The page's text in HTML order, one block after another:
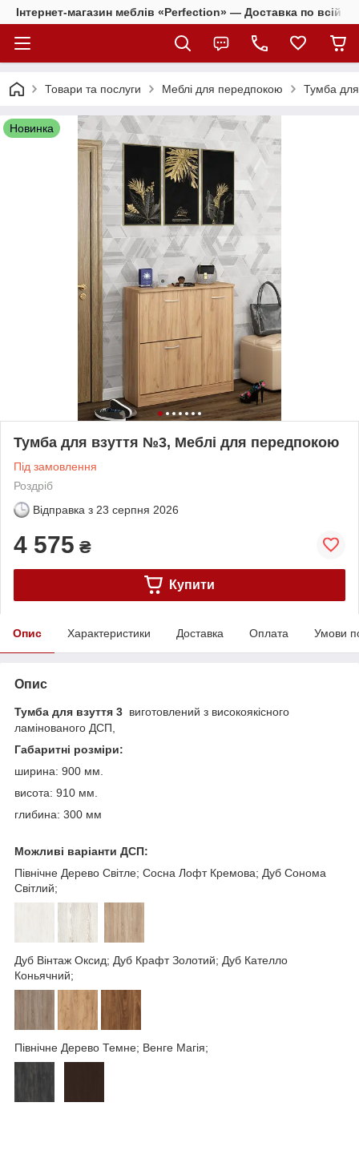
Інтернет-магазин меблів «Perfection» — Доставка по всій
Товари та послуги Меблі для передпокою Тумба
Новинка
Тумба для взуття №3, Меблі для передпокою
Під замовлення
Роздріб
Відправка з 23 серпня 2026
4 575 ₴
Купити
Опис Характеристики Доставка Оплата Умови
Опис
Тумба для взуття 3 виготовлений з високоякісного
ламінованого ДСП,
Габаритні розміри:
ширина: 900 мм.
висота: 910 мм.
глибина: 300 мм
Можливі варіанти ДСП:
Північне Дерево Світле; Сосна Лофт Кремова; Дуб Сонома
Світлий;
Дуб Вінтаж Оксид; Дуб Крафт Золотий; Дуб Кателло
Коньячний;
Північне Дерево Темне; Венге Магія;